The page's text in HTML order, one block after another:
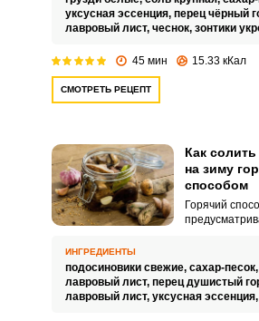
уксусная эссенция, перец чёрный
лавровый лист, чеснок, зонтики
45 мин 15.33 кКал
СМОТРЕТЬ РЕЦЕПТ
Как
на зиму
способом
Горячий
прекрасной
банкете и
ИНГРЕДИЕНТЫ
подосиновики свежие, сахар-песок,
лавровый лист, перец душистый
лавровый лист, уксусная эссенция,